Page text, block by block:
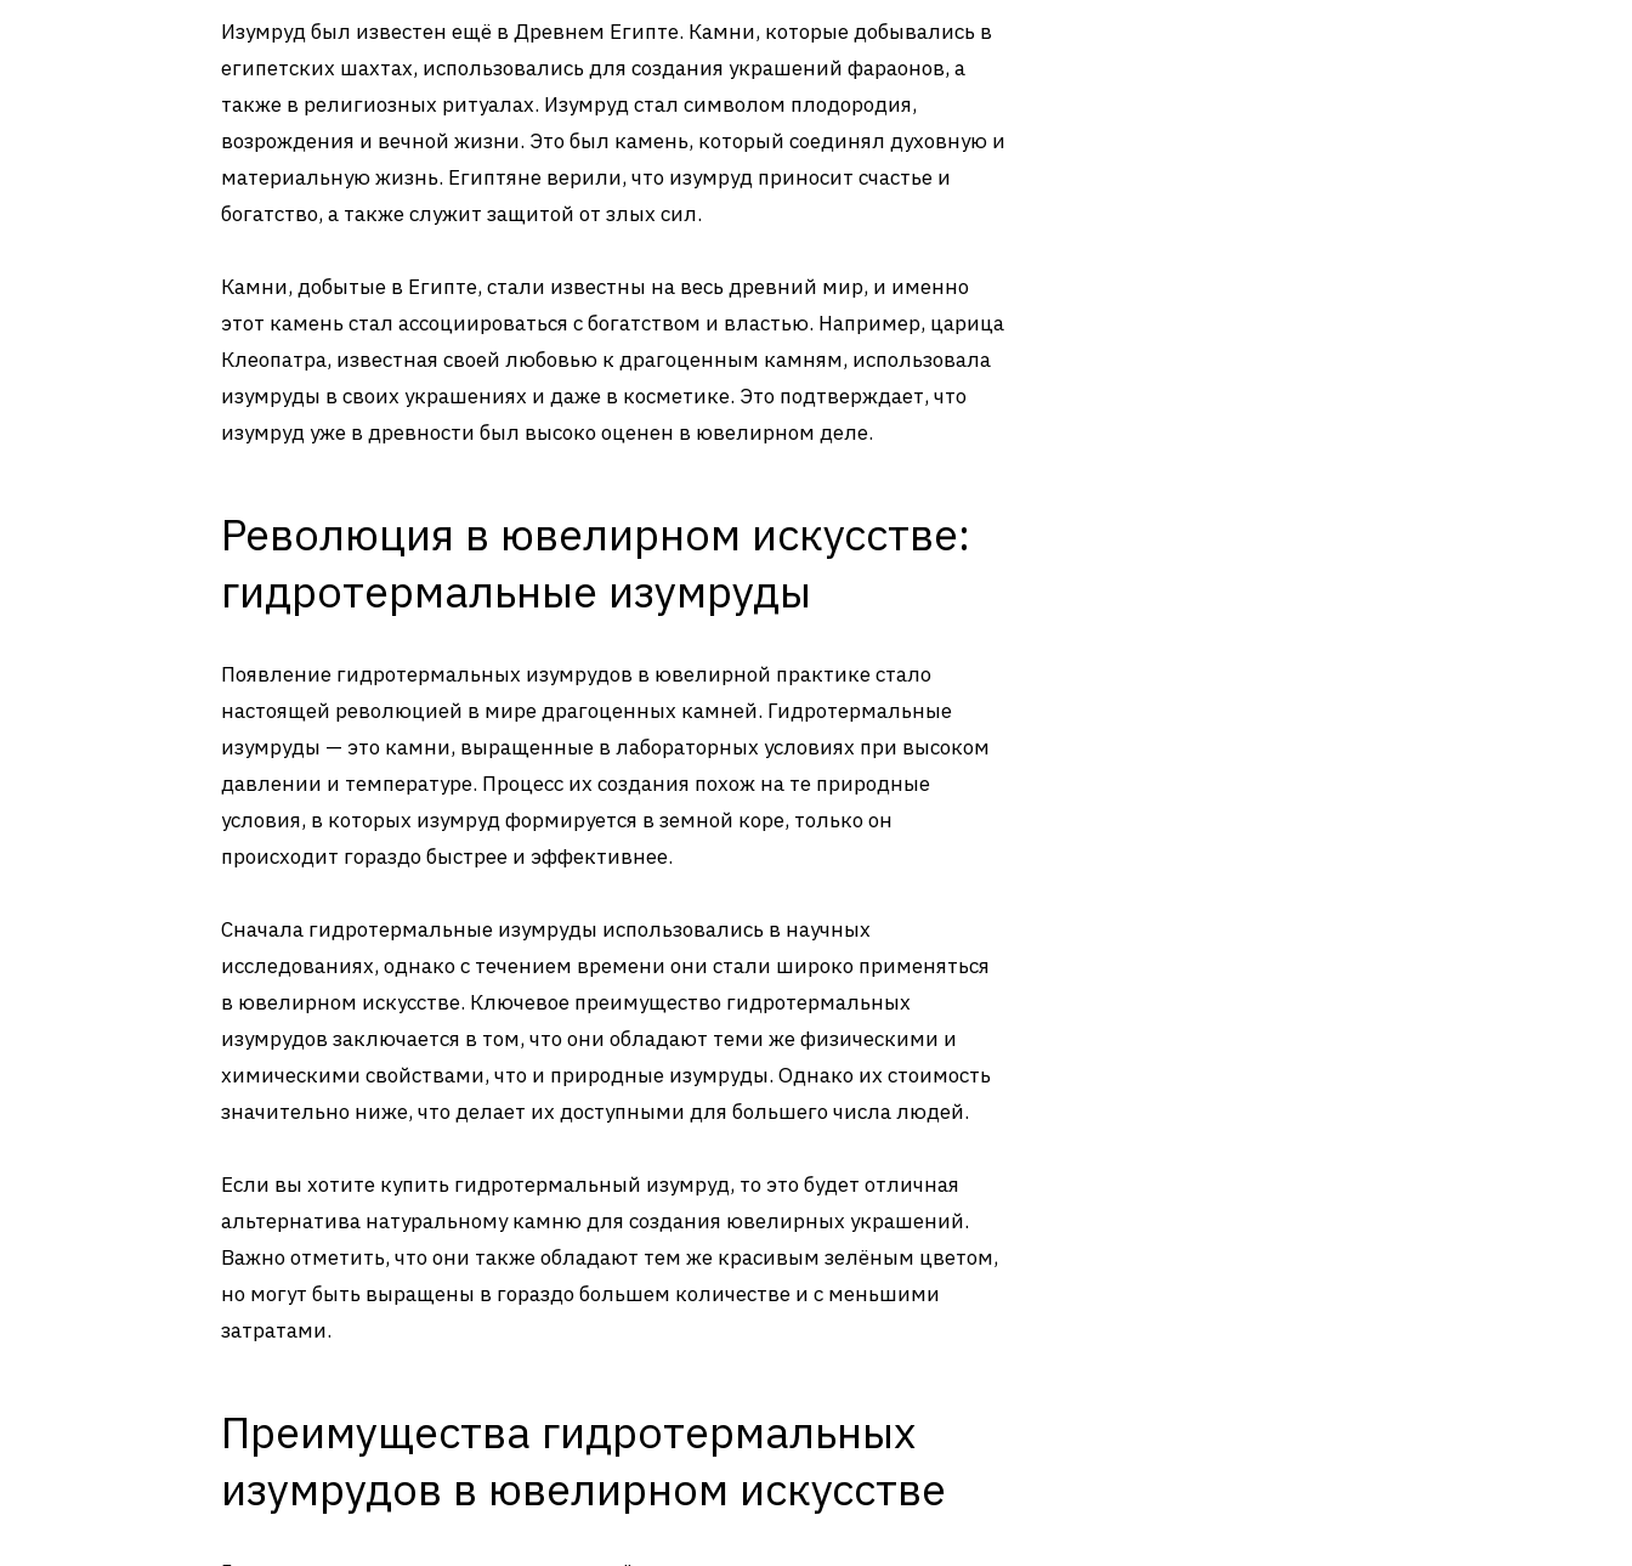
Изумруд был известен ещё в Древнем Египте. Камни, которые добывались в
египетских шахтах, использовались для создания украшений фараонов, а
также в религиозных ритуалах. Изумруд стал символом плодородия,
возрождения и вечной жизни. Это был камень, который соединял духовную и
материальную жизнь. Египтяне верили, что изумруд приносит счастье и
богатство, а также служит защитой от злых сил.
Камни, добытые в Египте, стали известны на весь древний мир, и именно
этот камень стал ассоциироваться с богатством и властью. Например, царица
Клеопатра, известная своей любовью к драгоценным камням, использовала
изумруды в своих украшениях и даже в косметике. Это подтверждает, что
изумруд уже в древности был высоко оценен в ювелирном деле.
Революция в ювелирном искусстве:
гидротермальные изумруды
Появление гидротермальных изумрудов в ювелирной практике стало
настоящей революцией в мире драгоценных камней. Гидротермальные
изумруды — это камни, выращенные в лабораторных условиях при высоком
давлении и температуре. Процесс их создания похож на те природные
условия, в которых изумруд формируется в земной коре, только он
происходит гораздо быстрее и эффективнее.
Сначала гидротермальные изумруды использовались в научных
исследованиях, однако с течением времени они стали широко применяться
в ювелирном искусстве. Ключевое преимущество гидротермальных
изумрудов заключается в том, что они обладают теми же физическими и
химическими свойствами, что и природные изумруды. Однако их стоимость
значительно ниже, что делает их доступными для большего числа людей.
Если вы хотите купить гидротермальный изумруд, то это будет отличная
альтернатива натуральному камню для создания ювелирных украшений.
Важно отметить, что они также обладают тем же красивым зелёным цветом,
но могут быть выращены в гораздо большем количестве и с меньшими
затратами.
Преимущества гидротермальных
изумрудов в ювелирном искусстве